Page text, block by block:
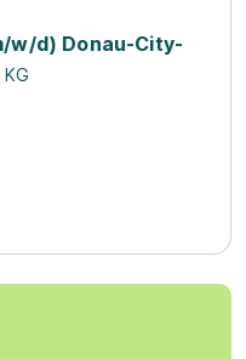
w/d) Donau-City-
KG